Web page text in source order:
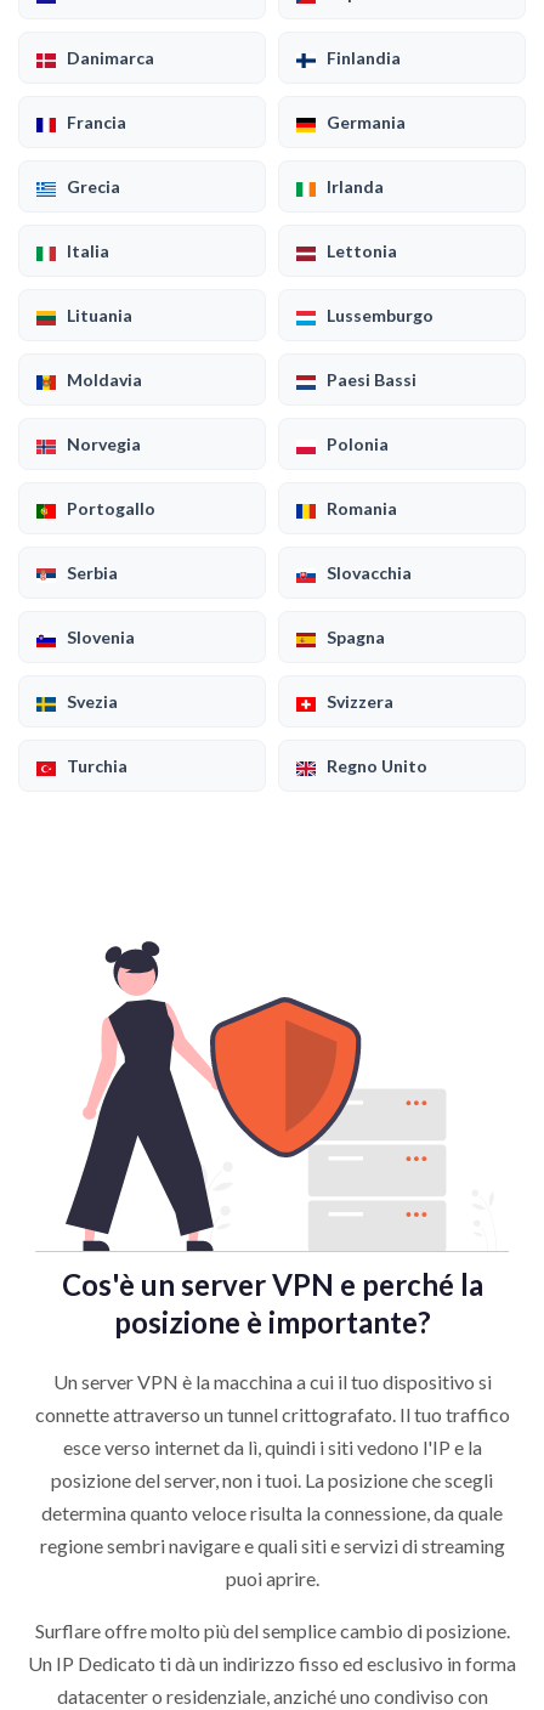
Danimarca Finlandia
Francia Germania
Grecia Irlanda
Italia Lettonia
Lituania Lussemburgo
Moldavia Paesi Bassi
Norvegia Polonia
Portogallo Romania
Serbia Slovacchia
Slovenia Spagna
Svezia Svizzera
Turchia Regno Unito
Cos'è un server VPN e perché la
posizione è importante?
Un server VPN è la macchina a cui il tuo dispositivo si
connette attraverso un tunnel crittografato. Il tuo traffico
esce verso internet da lì, quindi i siti vedono l'IP e la
posizione del server, non i tuoi. La posizione che scegli
determina quanto veloce risulta la connessione, da quale
regione sembri navigare e quali siti e servizi di streaming
puoi aprire.
Surflare offre molto più del semplice cambio di posizione.
Un IP Dedicato ti dà un indirizzo fisso ed esclusivo in forma
datacenter o residenziale, anziché uno condiviso con